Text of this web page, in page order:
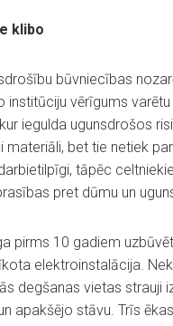
klibo
būvniecības
institūciju vērīgums
iegulda ugunsdrošos
materiāli, bet tie netiek
tāpēc
pret dūmu un
pirms 10 gadiem
elektroinstalācija.
degšanas vietas strauji
apakšējo stāvu. Trīs